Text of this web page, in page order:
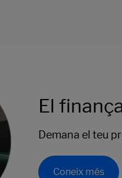
El
Demana el teu
Coneix més